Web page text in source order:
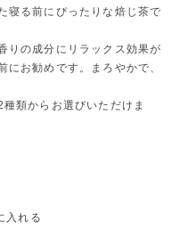
寝る前にぴったりな焙じ茶で
りの成分にリラックス効果が
にお勧めです。まろやかで、
類からお選びいただけま
入れる